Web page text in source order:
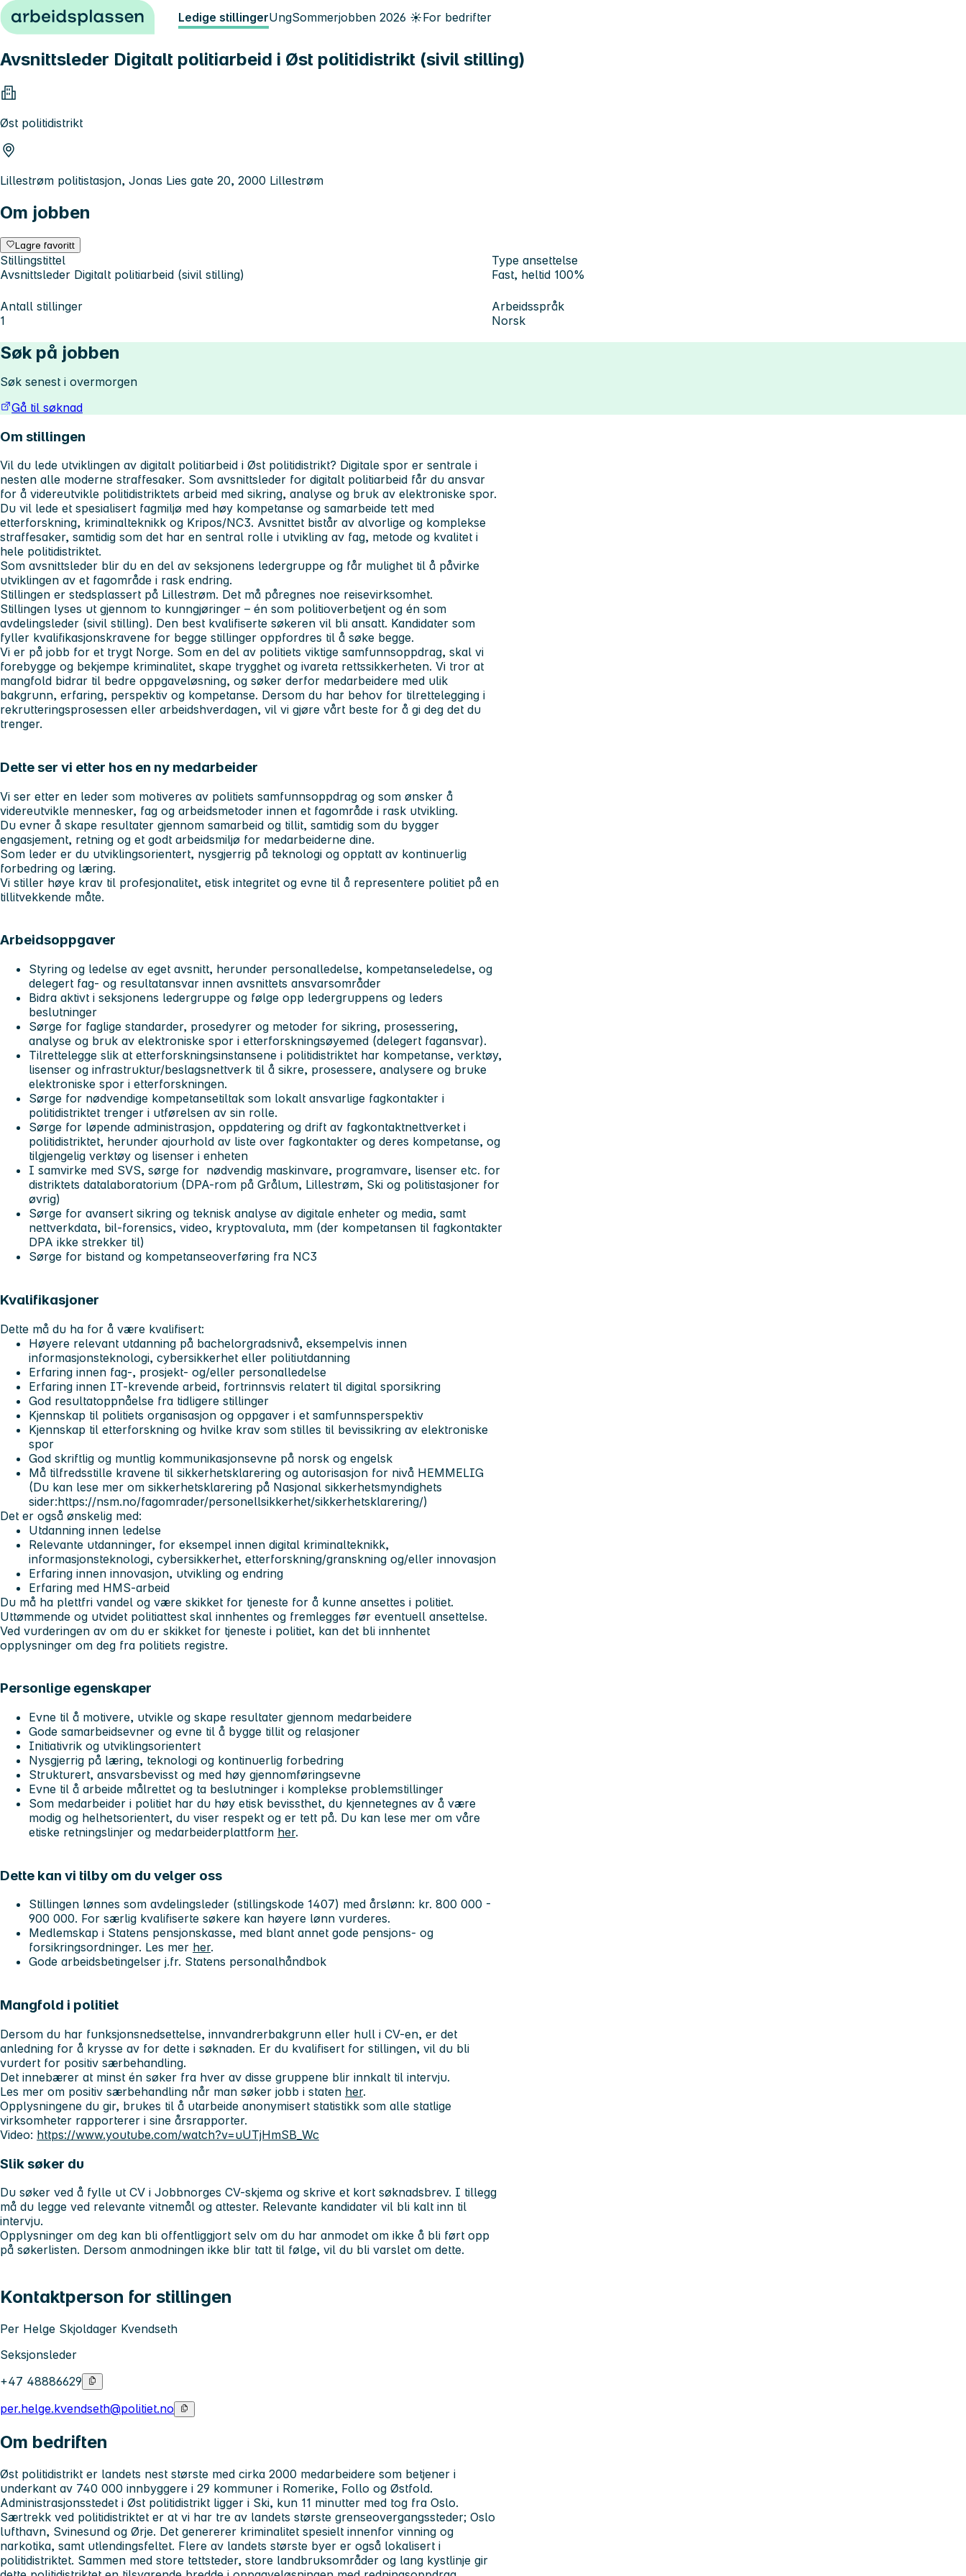
Hopp til innhold Ledige stillingerUngSommerjobben 2026 ☀️For bedrifter
Avsnittsleder Digitalt politiarbeid i Øst politidistrikt (sivil stilling)
Øst politidistrikt
Lillestrøm politistasjon, Jonas Lies gate 20, 2000 Lillestrøm
Om jobben
Lagre favoritt
Stillingstittel
Avsnittsleder Digitalt politiarbeid (sivil stilling)
Type ansettelse
Fast, heltid 100%
Antall stillinger
1
Arbeidsspråk
Norsk
Søk på jobben
Søk senest i overmorgen
Gå til søknad
Om stillingen
Vil du lede utviklingen av digitalt politiarbeid i Øst politidistrikt? Digitale spor er sentrale i
nesten alle moderne straffesaker. Som avsnittsleder for digitalt politiarbeid får du ansvar
for å videreutvikle politidistriktets arbeid med sikring, analyse og bruk av elektroniske spor.
Du vil lede et spesialisert fagmiljø med høy kompetanse og samarbeide tett med
etterforskning, kriminalteknikk og Kripos/NC3. Avsnittet bistår av alvorlige og komplekse
straffesaker, samtidig som det har en sentral rolle i utvikling av fag, metode og kvalitet i
hele politidistriktet.
Som avsnittsleder blir du en del av seksjonens ledergruppe og får mulighet til å påvirke
utviklingen av et fagområde i rask endring.
Stillingen er stedsplassert på Lillestrøm. Det må påregnes noe reisevirksomhet.
Stillingen lyses ut gjennom to kunngjøringer – én som politioverbetjent og én som
avdelingsleder (sivil stilling). Den best kvalifiserte søkeren vil bli ansatt. Kandidater som
fyller kvalifikasjonskravene for begge stillinger oppfordres til å søke begge.
Vi er på jobb for et trygt Norge. Som en del av politiets viktige samfunnsoppdrag, skal vi
forebygge og bekjempe kriminalitet, skape trygghet og ivareta rettssikkerheten. Vi tror at
mangfold bidrar til bedre oppgaveløsning, og søker derfor medarbeidere med ulik
bakgrunn, erfaring, perspektiv og kompetanse. Dersom du har behov for tilrettelegging i
rekrutteringsprosessen eller arbeidshverdagen, vil vi gjøre vårt beste for å gi deg det du
trenger.
Dette ser vi etter hos en ny medarbeider
Vi ser etter en leder som motiveres av politiets samfunnsoppdrag og som ønsker å
videreutvikle mennesker, fag og arbeidsmetoder innen et fagområde i rask utvikling.
Du evner å skape resultater gjennom samarbeid og tillit, samtidig som du bygger
engasjement, retning og et godt arbeidsmiljø for medarbeiderne dine.
Som leder er du utviklingsorientert, nysgjerrig på teknologi og opptatt av kontinuerlig
forbedring og læring.
Vi stiller høye krav til profesjonalitet, etisk integritet og evne til å representere politiet på en
tillitvekkende måte.
Arbeidsoppgaver
Styring og ledelse av eget avsnitt, herunder personalledelse, kompetanseledelse, og
delegert fag- og resultatansvar innen avsnittets ansvarsområder
Bidra aktivt i seksjonens ledergruppe og følge opp ledergruppens og leders
beslutninger
Sørge for faglige standarder, prosedyrer og metoder for sikring, prosessering,
analyse og bruk av elektroniske spor i etterforskningsøyemed (delegert fagansvar).
Tilrettelegge slik at etterforskningsinstansene i politidistriktet har kompetanse, verktøy,
lisenser og infrastruktur/beslagsnettverk til å sikre, prosessere, analysere og bruke
elektroniske spor i etterforskningen.
Sørge for nødvendige kompetansetiltak som lokalt ansvarlige fagkontakter i
politidistriktet trenger i utførelsen av sin rolle.
Sørge for løpende administrasjon, oppdatering og drift av fagkontaktnettverket i
politidistriktet, herunder ajourhold av liste over fagkontakter og deres kompetanse, og
tilgjengelig verktøy og lisenser i enheten
I samvirke med SVS, sørge for nødvendig maskinvare, programvare, lisenser etc. for
distriktets datalaboratorium (DPA-rom på Grålum, Lillestrøm, Ski og politistasjoner for
øvrig)
Sørge for avansert sikring og teknisk analyse av digitale enheter og media, samt
nettverkdata, bil-forensics, video, kryptovaluta, mm (der kompetansen til fagkontakter
DPA ikke strekker til)
Sørge for bistand og kompetanseoverføring fra NC3
Kvalifikasjoner
Dette må du ha for å være kvalifisert:
Høyere relevant utdanning på bachelorgradsnivå, eksempelvis innen
informasjonsteknologi, cybersikkerhet eller politiutdanning
Erfaring innen fag-, prosjekt- og/eller personalledelse
Erfaring innen IT-krevende arbeid, fortrinnsvis relatert til digital sporsikring
God resultatoppnåelse fra tidligere stillinger
Kjennskap til politiets organisasjon og oppgaver i et samfunnsperspektiv
Kjennskap til etterforskning og hvilke krav som stilles til bevissikring av elektroniske
spor
God skriftlig og muntlig kommunikasjonsevne på norsk og engelsk
Må tilfredsstille kravene til sikkerhetsklarering og autorisasjon for nivå HEMMELIG
(Du kan lese mer om sikkerhetsklarering på Nasjonal sikkerhetsmyndighets
sider:https://nsm.no/fagomrader/personellsikkerhet/sikkerhetsklarering/)
Det er også ønskelig med:
Utdanning innen ledelse
Relevante utdanninger, for eksempel innen digital kriminalteknikk,
informasjonsteknologi, cybersikkerhet, etterforskning/granskning og/eller innovasjon
Erfaring innen innovasjon, utvikling og endring
Erfaring med HMS-arbeid
Du må ha plettfri vandel og være skikket for tjeneste for å kunne ansettes i politiet.
Uttømmende og utvidet politiattest skal innhentes og fremlegges før eventuell ansettelse.
Ved vurderingen av om du er skikket for tjeneste i politiet, kan det bli innhentet
opplysninger om deg fra politiets registre.
Personlige egenskaper
Evne til å motivere, utvikle og skape resultater gjennom medarbeidere
Gode samarbeidsevner og evne til å bygge tillit og relasjoner
Initiativrik og utviklingsorientert
Nysgjerrig på læring, teknologi og kontinuerlig forbedring
Strukturert, ansvarsbevisst og med høy gjennomføringsevne
Evne til å arbeide målrettet og ta beslutninger i komplekse problemstillinger
Som medarbeider i politiet har du høy etisk bevissthet, du kjennetegnes av å være
modig og helhetsorientert, du viser respekt og er tett på. Du kan lese mer om våre
etiske retningslinjer og medarbeiderplattform her.
Dette kan vi tilby om du velger oss
Stillingen lønnes som avdelingsleder (stillingskode 1407) med årslønn: kr. 800 000 -
900 000. For særlig kvalifiserte søkere kan høyere lønn vurderes.
Medlemskap i Statens pensjonskasse, med blant annet gode pensjons- og
forsikringsordninger. Les mer her.
Gode arbeidsbetingelser j.fr. Statens personalhåndbok
Mangfold i politiet
Dersom du har funksjonsnedsettelse, innvandrerbakgrunn eller hull i CV-en, er det
anledning for å krysse av for dette i søknaden. Er du kvalifisert for stillingen, vil du bli
vurdert for positiv særbehandling.
Det innebærer at minst én søker fra hver av disse gruppene blir innkalt til intervju.
Les mer om positiv særbehandling når man søker jobb i staten her.
Opplysningene du gir, brukes til å utarbeide anonymisert statistikk som alle statlige
virksomheter rapporterer i sine årsrapporter.
Video: https://www.youtube.com/watch?v=uUTjHmSB_Wc
Slik søker du
Du søker ved å fylle ut CV i Jobbnorges CV-skjema og skrive et kort søknadsbrev. I tillegg
må du legge ved relevante vitnemål og attester. Relevante kandidater vil bli kalt inn til
intervju.
Opplysninger om deg kan bli offentliggjort selv om du har anmodet om ikke å bli ført opp
på søkerlisten. Dersom anmodningen ikke blir tatt til følge, vil du bli varslet om dette.
Kontaktperson for stillingen
Per Helge Skjoldager Kvendseth
Seksjonsleder
+47 48886629
per.helge.kvendseth@politiet.no
Om bedriften
Øst politidistrikt er landets nest største med cirka 2000 medarbeidere som betjener i
underkant av 740 000 innbyggere i 29 kommuner i Romerike, Follo og Østfold.
Administrasjonsstedet i Øst politidistrikt ligger i Ski, kun 11 minutter med tog fra Oslo.
Særtrekk ved politidistriktet er at vi har tre av landets største grenseovergangssteder; Oslo
lufthavn, Svinesund og Ørje. Det genererer kriminalitet spesielt innenfor vinning og
narkotika, samt utlendingsfeltet. Flere av landets største byer er også lokalisert i
politidistriktet. Sammen med store tettsteder, store landbruksområder og lang kystlinje gir